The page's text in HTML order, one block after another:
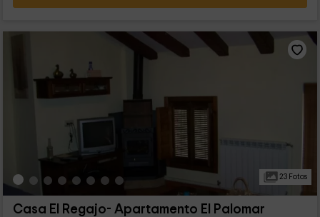
23 Fotos
Casa El Regajo- Apartamento El Palomar